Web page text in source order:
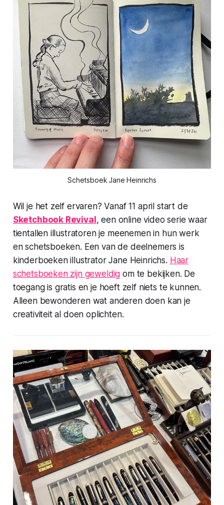
Schetsboek Jane Heinrichs
Wil je het zelf ervaren? Vanaf 11 april start de
Sketchbook Revival , een online video serie waar
tientallen illustratoren je meenemen in hun werk
en schetsboeken. Een van de deelnemers is
kinderboeken illustrator Jane Heinrichs. Haar
schetsboeken zijn geweldig om te bekijken. De
toegang is gratis en je hoeft zelf niets te kunnen.
Alleen bewonderen wat anderen doen kan je
creativiteit al doen oplichten.